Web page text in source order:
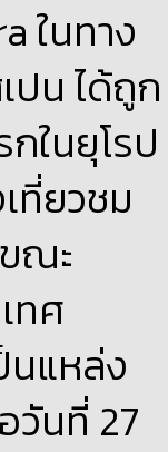
ในทาง
ปน ได้ถูก
ในยุโรป
ที่ยวชม
ณะ
ทศ
นแหล่ง
วันที่ 27